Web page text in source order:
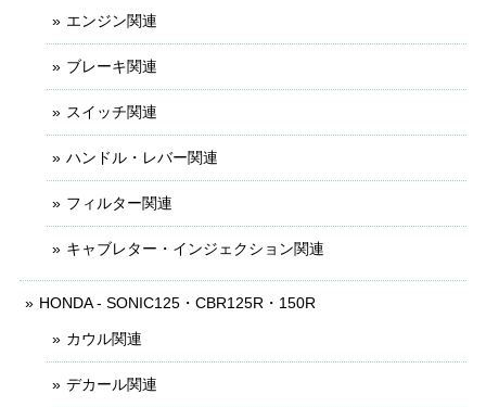
エンジン関連
ブレーキ関連
スイッチ関連
ハンドル・レバー関連
フィルター関連
キャブレター・インジェクション関連
HONDA - SONIC125・CBR125R・150R
カウル関連
デカール関連